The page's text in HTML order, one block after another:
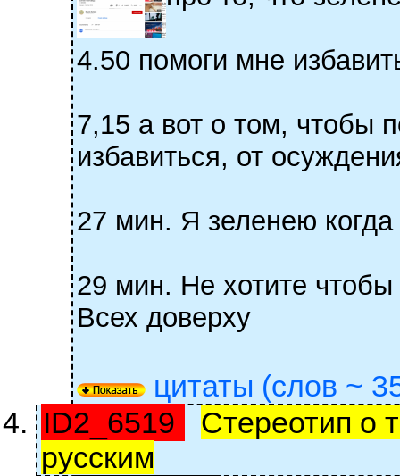
4.50 помоги мне
7,15 а вот о том, чтобы
избавиться, от
27 мин. Я зеленею
29 мин. Не хотите
Всех доверху
цитаты (слов ~
ID2_6519
Стереотип о
русским